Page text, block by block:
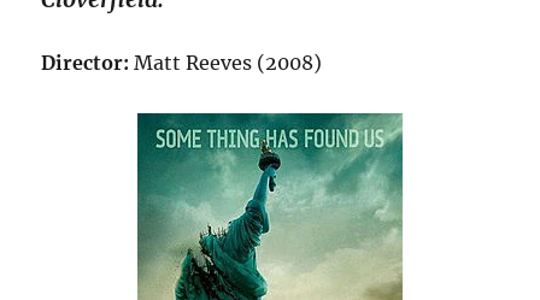
Director: Matt Reeves (2008)